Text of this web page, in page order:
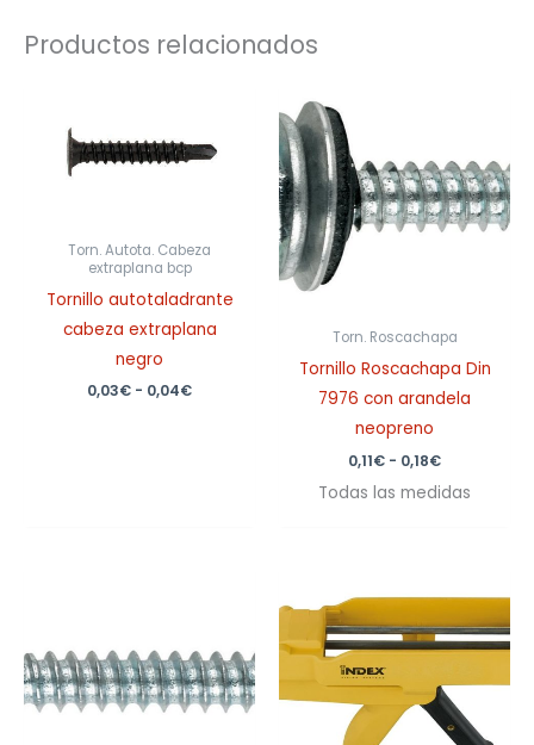
Productos relacionados
Torn. Autota. Cabeza
extraplana bcp
Tornillo autotaladrante
cabeza extraplana
negro
0,03€ - 0,04€
desde
Torn. Roscachapa
Tornillo Roscachapa Din
7976 con arandela
neopreno
0,11€ - 0,18€
0,11€
hasta
0,18€
Todas las medidas
0,01€
hasta
0,15€